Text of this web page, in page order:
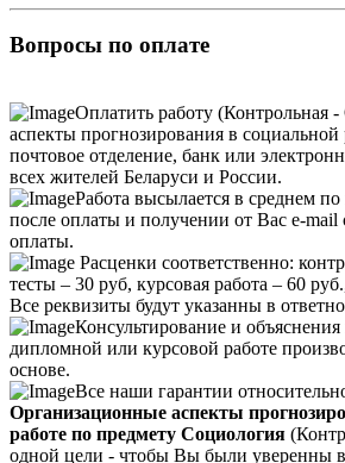
Вопросы по оплате
Оплатить работу (Контрольная
аспекты прогнозирования в социальной
почтовое отделение, банк или
всех жителей Беларуси и России.
Работа высылается в среднем по
после оплаты и получении от Вас e-mail
оплаты.
Расценки соответственно:
тесты – 30 руб, курсовая работа – 60
Все реквизиты будут указанны в
Консультирование и
дипломной или курсовой работе
основе.
Все наши гарантии
Организационные аспекты
работе по предмету Социология
одной цели - чтобы Вы были уверенны